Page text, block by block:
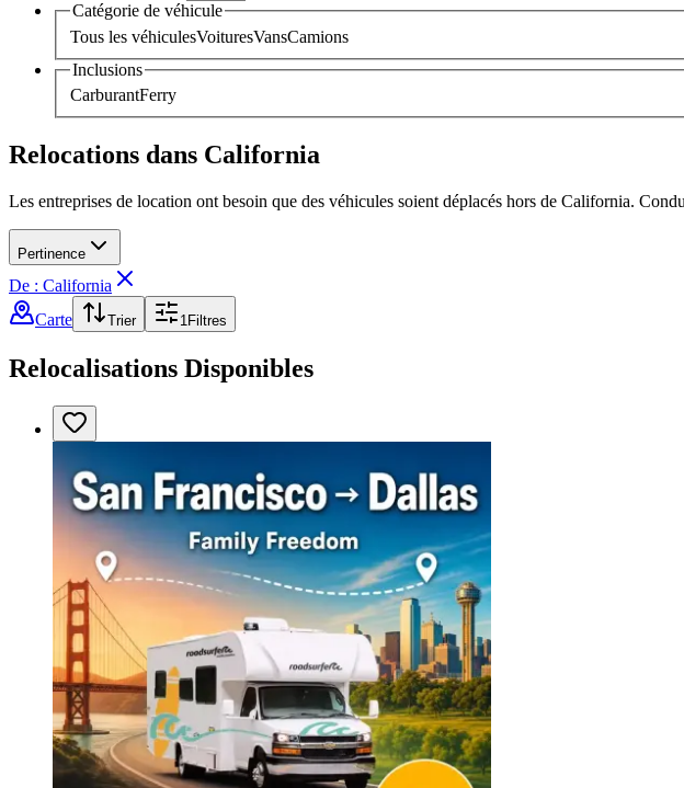
Catégorie de véhicule
Tous les véhiculesVoituresVansCamions
Inclusions
CarburantFerry
Relocations dans California
Les entreprises de location ont besoin que des véhicules soient déplacés hors de California.
Pertinence
De : California
Carte
Trier 1Filtres
Relocalisations Disponibles